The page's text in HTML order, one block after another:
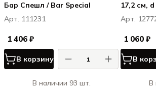
Бар Спешл / Bar Special
Арт. 111231
1 406 ₽
В корзину
В наличии 93 шт.
17,2 см,
Roma
Арт.
1 060 ₽
В
В